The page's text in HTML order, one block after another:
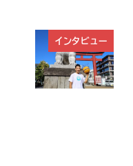
インタビュー